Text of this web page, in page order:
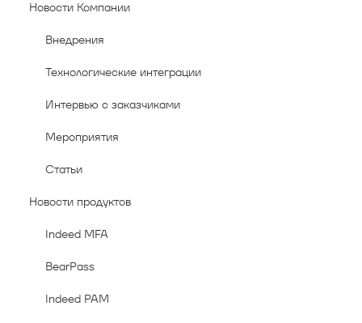
Новости Компании
Внедрения
Технологические интеграции
Интервью с заказчиками
Мероприятия
Статьи
Новости продуктов
Indeed MFA
BearPass
Indeed PAM